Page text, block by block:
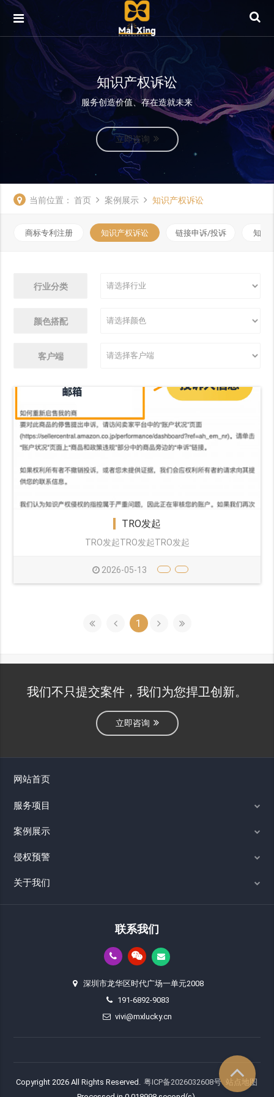
知识产权诉讼
服务创造价值、存在造就未来
立即咨询
当前位置： 首页 案例展示 知识产权诉讼
商标专利注册 知识产权诉讼 链接申诉/投诉 知识
行业分类
颜色搭配
客户端
TRO发起
TRO发起TRO发起TRO发起
2026-05-13
1
我们不只提交案件，我们为您捍卫创新。
立即咨询
网站首页
服务项目
案例展示
侵权预警
关于我们
联系我们
深圳市龙华区时代广场一单元2008
191-6892-9083
vivi@mxlucky.cn
Copyright 2026 All Rights Reserved. 粤ICP备2026032608号 站点地图